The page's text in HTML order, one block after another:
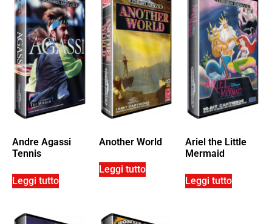
Andre Agassi
Tennis
Leggi tutto
Another World
Leggi tutto
Ariel the Little
Mermaid
Leggi tutto